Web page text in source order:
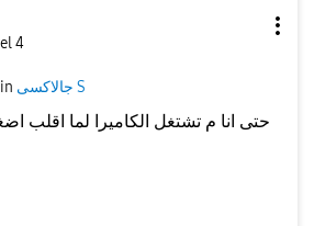
4
in جالاكسى S
حتى انا م تشتغل الكاميرا لما اقلب